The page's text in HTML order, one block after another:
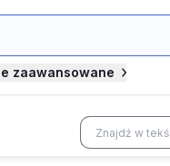
zaawansowane